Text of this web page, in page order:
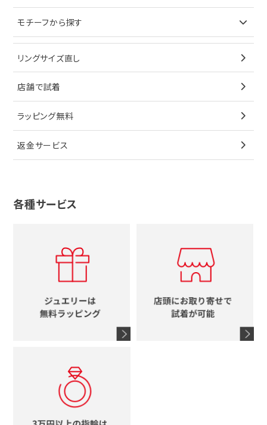
ブレスレット
ペンダントトップ
ブローチ
その他
ノーブランドジュエリーをすべて見る
イヤリング
ブレスレット
ペンダントトップ
ブローチ
その他
ティファニー
ブルガリ
グッチ
スタージュエリー
キーケース
サングラス
シューズ
香水
シャネル
コーチ
ブランドアイテムをすべて見る
オメガ
シャネル
タグホイヤー
カルティエ
セイコー
メンズ時計
時計をすべて見る
ティファニー
ブルガリ
カルティエ
ウノアエレ
4℃
グッチ
ルイヴィトン
エルメス
シャネル
モチーフから探す
星
リボン
花
十字架
イニシャル
リングサイズ直し
店舗で試着
ラッピング無料
返金サービス
各種サービス